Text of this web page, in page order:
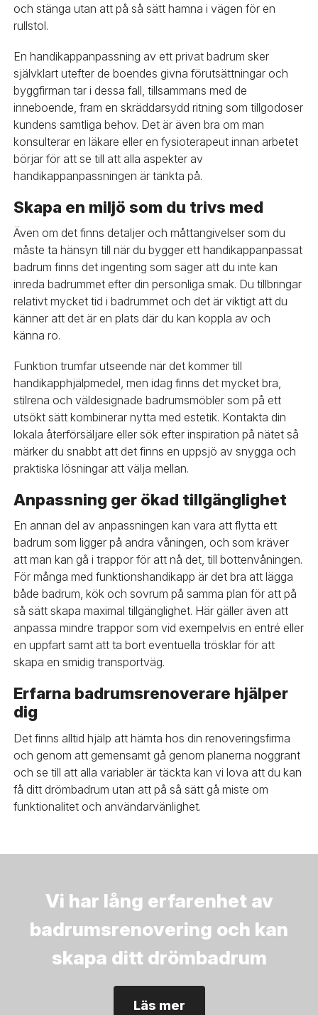
och stänga utan att på så sätt hamna i vägen för en
rullstol.
En handikappanpassning av ett privat badrum sker
självklart utefter de boendes givna förutsättningar och
byggfirman tar i dessa fall, tillsammans med de
inneboende, fram en skräddarsydd ritning som tillgodoser
kundens samtliga behov. Det är även bra om man
konsulterar en läkare eller en fysioterapeut innan arbetet
börjar för att se till att alla aspekter av
handikappanpassningen är tänkta på.
Skapa en miljö som du trivs med
Även om det finns detaljer och måttangivelser som du
måste ta hänsyn till när du bygger ett handikappanpassat
badrum finns det ingenting som säger att du inte kan
inreda badrummet efter din personliga smak. Du tillbringar
relativt mycket tid i badrummet och det är viktigt att du
känner att det är en plats där du kan koppla av och
känna ro.
Funktion trumfar utseende när det kommer till
handikapphjälpmedel, men idag finns det mycket bra,
stilrena och väldesignade badrumsmöbler som på ett
utsökt sätt kombinerar nytta med estetik. Kontakta din
lokala återförsäljare eller sök efter inspiration på nätet så
märker du snabbt att det finns en uppsjö av snygga och
praktiska lösningar att välja mellan.
Anpassning ger ökad tillgänglighet
En annan del av anpassningen kan vara att flytta ett
badrum som ligger på andra våningen, och som kräver
att man kan gå i trappor för att nå det, till bottenvåningen.
För många med funktionshandikapp är det bra att lägga
både badrum, kök och sovrum på samma plan för att på
så sätt skapa maximal tillgänglighet. Här gäller även att
anpassa mindre trappor som vid exempelvis en entré eller
en uppfart samt att ta bort eventuella trösklar för att
skapa en smidig transportväg.
Erfarna badrumsrenoverare hjälper
dig
Det finns alltid hjälp att hämta hos din renoveringsfirma
och genom att gemensamt gå genom planerna noggrant
och se till att alla variabler är täckta kan vi lova att du kan
få ditt drömbadrum utan att på så sätt gå miste om
funktionalitet och användarvänlighet.
Vi har lång erfarenhet av
badrumsrenovering och kan
skapa ditt drömbadrum
Läs mer